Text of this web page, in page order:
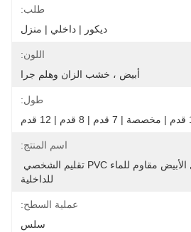
طلب:
ديكور | داخلي | منزل
اللون:
أبيض ، خشب الزان وهلم جرا
طول:
اسم المنتج:
للداخلية
عملية السطح:
سلس